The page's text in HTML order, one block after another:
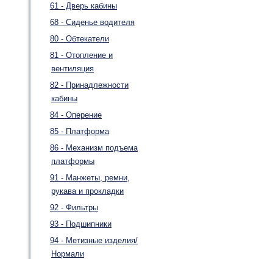
61 - Дверь кабины
68 - Сиденье водителя
80 - Обтекатели
81 - Отопление и
вентиляция
82 - Принадлежности
кабины
84 - Оперение
85 - Платформа
86 - Механизм подъема
платформы
91 - Манжеты, ремни,
рукава и прокладки
92 - Фильтры
93 - Подшипники
94 - Метизные изделия/
Нормали